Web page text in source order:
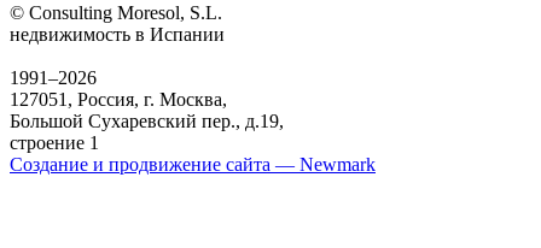
© Consulting Moresol, S.L.
недвижимость в Испании
1991–2026
127051 , Россия, г. Москва,
Большой Сухаревский пер., д.19,
строение 1
Создание и продвижение сайта — Newmark